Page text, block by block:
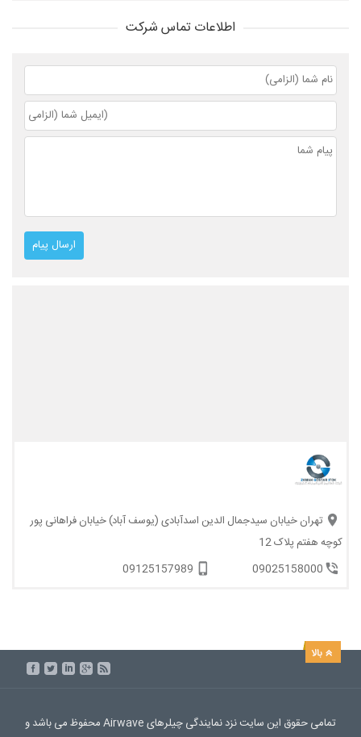
اطلاعات تماس شرکت
تهران خیابان سیدجمال الدین اسدآبادی (یوسف آباد) خیابان فراهانی پور
کوچه هفتم پلاک 12
09025158000
09125157989
تمامی حقوق این سایت نزد نمایندگی چیلرهای Airwave محفوظ می باشد و